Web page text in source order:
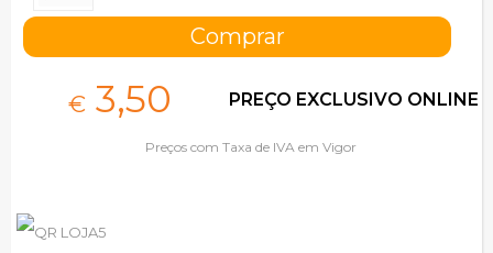
€ 3,50 PREÇO EXCLUSIVO ONLINE
Preços com Taxa de IVA em Vigor